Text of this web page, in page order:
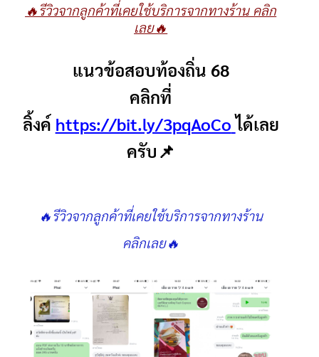
🔥รีวิวจากลูกค้าที่เคยใช้บริการจากทางร้าน คลิก
เลย🔥
แนวข้อสอบท้องถิ่น 68
คลิกที่
ลิ้งค์ https://bit.ly/3pqAoCo ได้เลย
ครับ📌
🔥รีวิวจากลูกค้าที่เคยใช้บริการจากทางร้าน
คลิกเลย🔥